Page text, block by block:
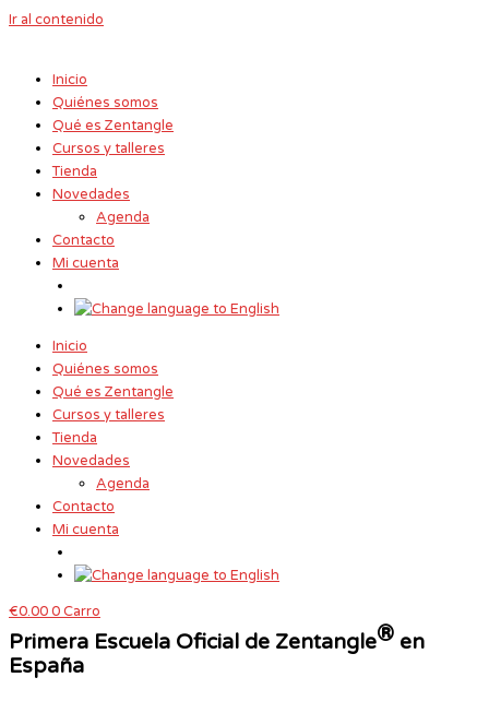
Ir al contenido
Inicio
Quiénes somos
Qué es Zentangle
Cursos y talleres
Tienda
Novedades
Agenda
Contacto
Mi cuenta
Inicio
Quiénes somos
Qué es Zentangle
Cursos y talleres
Tienda
Novedades
Agenda
Contacto
Mi cuenta
€0.000Carro
Primera Escuela Oficial de Zentangle® en
España